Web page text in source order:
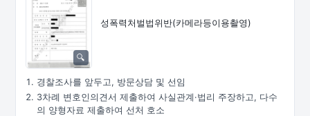
성폭력처벌법위반(카메라등이용촬영)
경찰조사를 앞두고, 방문상담 및 선임
3차례 변호인의견서 제출하여 사실관계·법리 주장하고, 다수
의 양형자료 제출하여 선처 호소